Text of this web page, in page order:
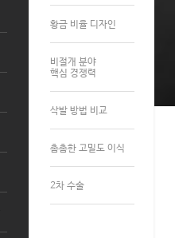
황금 비율 디자인
비절개 분야
핵심 경쟁력
삭발 방법 비교
촘촘한 고밀도 이식
2차 수술